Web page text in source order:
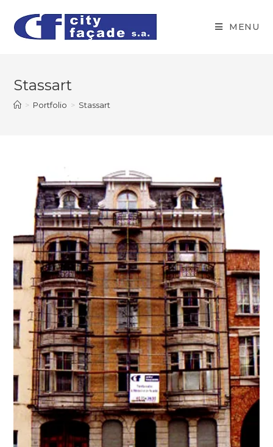
MENU
Stassart
> Portfolio > Stassart